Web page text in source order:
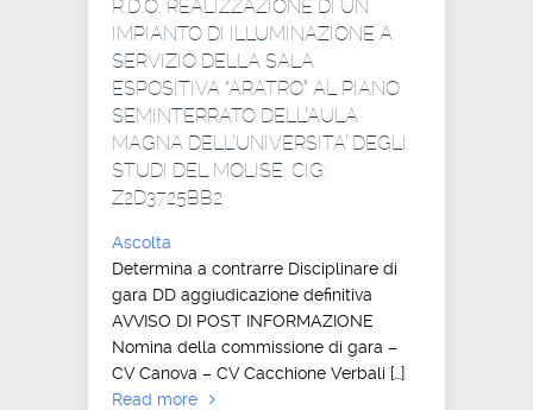
R.D.O. REALIZZAZIONE DI UN
IMPIANTO DI ILLUMINAZIONE A
SERVIZIO DELLA SALA
ESPOSITIVA “ARATRO” AL PIANO
SEMINTERRATO DELL’AULA
MAGNA DELL’UNIVERSITA’ DEGLI
STUDI DEL MOLISE. CIG:
Z2D3725BB2
Ascolta
Determina a contrarre Disciplinare di
gara DD aggiudicazione definitiva
AVVISO DI POST INFORMAZIONE
Nomina della commissione di gara –
CV Canova – CV Cacchione Verbali […]
Read more